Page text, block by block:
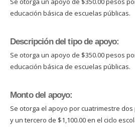
educación básica de escuelas públicas.
Descripción del tipo de apoyo:
Se otorga un apoyo de $350.00 pesos
educación básica de escuelas públicas.
Monto del apoyo:
Se otorga el apoyo por cuatrimestre dos
y un tercero de $1,100.00 en el ciclo